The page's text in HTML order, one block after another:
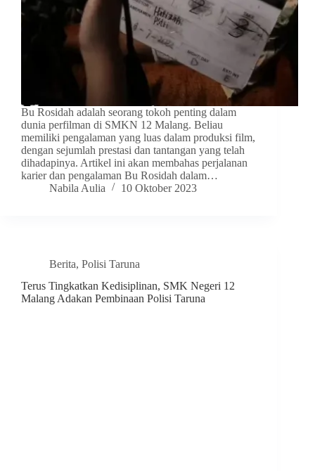
Bu Rosidah adalah seorang tokoh penting dalam
dunia perfilman di SMKN 12 Malang. Beliau
memiliki pengalaman yang luas dalam produksi film,
dengan sejumlah prestasi dan tantangan yang telah
dihadapinya. Artikel ini akan membahas perjalanan
karier dan pengalaman Bu Rosidah dalam…
Nabila Aulia
10 Oktober 2023
Berita, Polisi Taruna
Terus Tingkatkan Kedisiplinan, SMK Negeri 12
Malang Adakan Pembinaan Polisi Taruna